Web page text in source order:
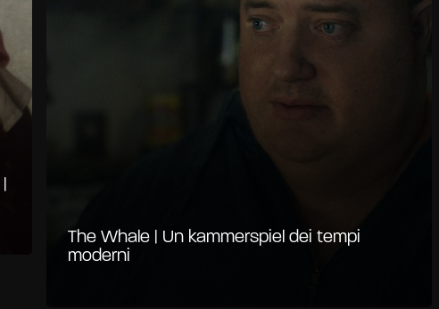
The Whale | Un kammerspiel dei tempi
moderni